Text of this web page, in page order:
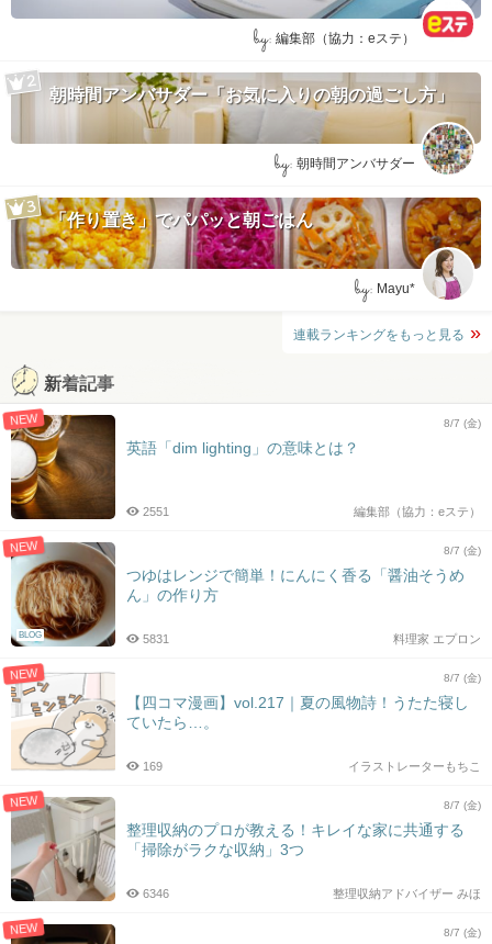
by: 編集部（協力：eステ）
朝時間アンバサダー「お気に入りの朝の過ごし方」
by: 朝時間アンバサダー
「作り置き」でパパッと朝ごはん
by: Mayu*
連載ランキングをもっと見る
新着記事
NEW 8/7 (金)
英語「dim lighting」の意味とは？
編集部（協力：eステ）
2551
NEW
BLOG
8/7 (金)
つゆはレンジで簡単！にんにく香る「醤油そうめ
ん」の作り方
料理家 エプロン
5831
NEW 8/7 (金)
【四コマ漫画】vol.217｜夏の風物詩！うたた寝し
ていたら…。
イラストレーターもちこ
169
NEW 8/7 (金)
整理収納のプロが教える！キレイな家に共通する
「掃除がラクな収納」3つ
整理収納アドバイザー みほ
6346
NEW 8/7 (金)